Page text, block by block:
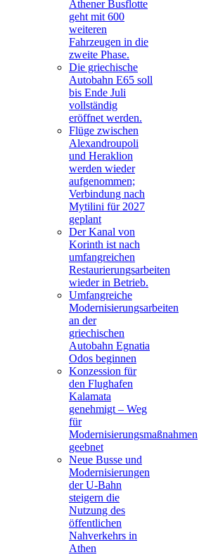
Athener Busflotte
geht mit 600
weiteren
Fahrzeugen in die
zweite Phase.
Die griechische
Autobahn E65 soll
bis Ende Juli
vollständig
eröffnet werden.
Flüge zwischen
Alexandroupoli
und Heraklion
werden wieder
aufgenommen;
Verbindung nach
Mytilini für 2027
geplant
Der Kanal von
Korinth ist nach
umfangreichen
Restaurierungsarbeiten
wieder in Betrieb.
Umfangreiche
Modernisierungsarbeiten
an der
griechischen
Autobahn Egnatia
Odos beginnen
Konzession für
den Flughafen
Kalamata
genehmigt – Weg
für
Modernisierungsmaßnahmen
geebnet
Neue Busse und
Modernisierungen
der U-Bahn
steigern die
Nutzung des
öffentlichen
Nahverkehrs in
Athen